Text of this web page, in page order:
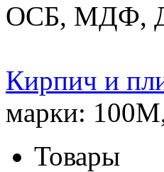
ОСБ, МДФ,
Кирпич и
марки:
Товары